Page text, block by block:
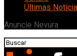
Últimas
Anuncie Nevura